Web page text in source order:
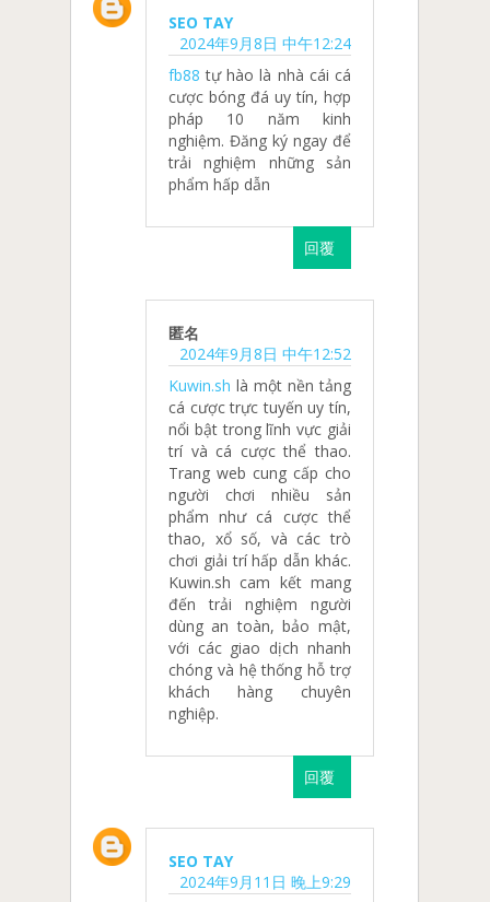
SEO TAY
2024年9月8日 中午12:24
fb88 tự hào là nhà cái cá
cược bóng đá uy tín, hợp
pháp 10 năm kinh
nghiệm. Đăng ký ngay để
trải nghiệm những sản
phẩm hấp dẫn
回覆
匿名
2024年9月8日 中午12:52
Kuwin.sh là một nền tảng
cá cược trực tuyến uy tín,
nổi bật trong lĩnh vực giải
trí và cá cược thể thao.
Trang web cung cấp cho
người chơi nhiều sản
phẩm như cá cược thể
thao, xổ số, và các trò
chơi giải trí hấp dẫn khác.
Kuwin.sh cam kết mang
đến trải nghiệm người
dùng an toàn, bảo mật,
với các giao dịch nhanh
chóng và hệ thống hỗ trợ
khách hàng chuyên
nghiệp.
回覆
SEO TAY
2024年9月11日 晚上9:29